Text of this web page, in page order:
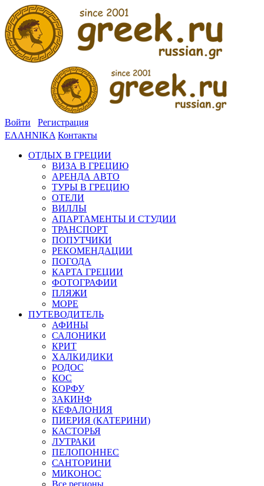
Войти
Регистрация
ΕΛΛΗΝΙΚΑ Контакты
ОТДЫХ В ГРЕЦИИ
ВИЗА В ГРЕЦИЮ
АРЕНДА АВТО
ТУРЫ В ГРЕЦИЮ
ОТЕЛИ
ВИЛЛЫ
АПАРТАМЕНТЫ И СТУДИИ
ТРАНСПОРТ
ПОПУТЧИКИ
РЕКОМЕНДАЦИИ
ПОГОДА
КАРТА ГРЕЦИИ
ФОТОГРАФИИ
ПЛЯЖИ
МОРЕ
ПУТЕВОДИТЕЛЬ
АФИНЫ
САЛОНИКИ
КРИТ
ХАЛКИДИКИ
РОДОС
КОС
КОРФУ
ЗАКИНФ
КЕФАЛОНИЯ
ПИЕРИЯ (КАТЕРИНИ)
КАСТОРЬЯ
ЛУТРАКИ
ПЕЛОПОННЕС
САНТОРИНИ
МИКОНОС
Все регионы